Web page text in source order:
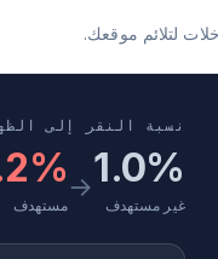
لتلائم موقعك.
نسبة النقر إلى
1.0%
غير مستهدف
→
مستهدف